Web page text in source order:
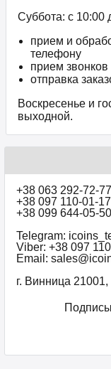
Суббота: с 10:00
прием и
телефону
прием
отправка
Воскресенье и
выходной.
+38 063 292-72-
+38 097 110-01-
+38 099 644-05-
Telegram:
Viber: +38 097
Email:
г. Винница